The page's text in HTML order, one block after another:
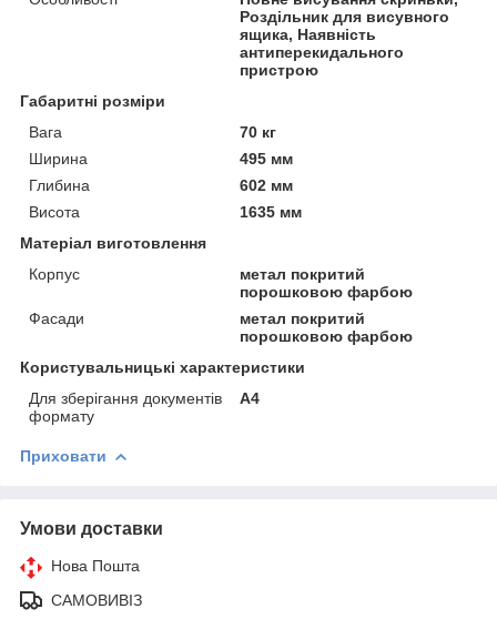
Роздільник для висувного
ящика, Наявність
антиперекидального
пристрою
Габаритні розміри
Вага
70 кг
Ширина
495 мм
Глибина
602 мм
Висота
1635 мм
Матеріал виготовлення
Корпус
метал покритий
порошковою фарбою
Фасади
метал покритий
порошковою фарбою
Користувальницькі характеристики
Для зберігання документів
формату
А4
Приховати
Умови доставки
Нова Пошта
САМОВИВІЗ